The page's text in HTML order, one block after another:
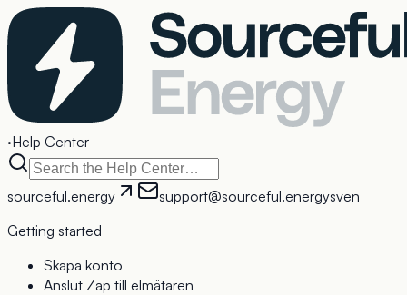
·Help Center
sourceful.energy support@sourceful.energysven
Getting started
Skapa konto
Anslut Zap till elmätaren